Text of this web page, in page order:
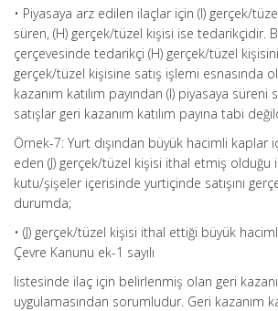
• Piyasaya arz edilen ilaçlar için (I) gerçek/
süren, (H) gerçek/tüzel kişisi ise tedarikçidir.
çerçevesinde tedarikçi (H) gerçek/tüzel
gerçek/tüzel kişisine satış işlemi esnasında
kazanım katılım payından (I) piyasaya
satışlar geri kazanım katılım payına tabi
Örnek-7: Yurt dışından büyük hacimli kaplar
eden (J) gerçek/tüzel kişisi ithal etmiş olduğu
kutu/şişeler içerisinde yurtiçinde satışını
durumda;
• (J) gerçek/tüzel kişisi ithal ettiği büyük
Çevre Kanunu ek-1 sayılı
listesinde ilaç için belirlenmiş olan geri
uygulamasından sorumludur. Geri kazanım